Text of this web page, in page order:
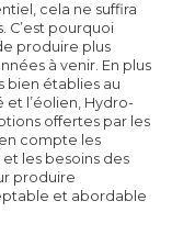
cela ne suffira
C’est pourquoi
produire plus
à venir. En plus
bien établies au
l’éolien, Hydro-
offertes par les
compte les
les besoins des
produire
et abordable